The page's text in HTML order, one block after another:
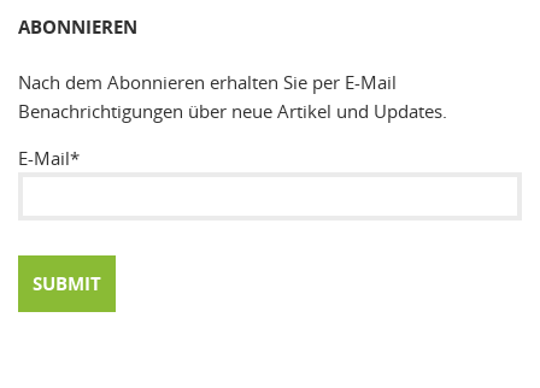
ABONNIEREN
Nach dem Abonnieren erhalten Sie per E-Mail
Benachrichtigungen über neue Artikel und Updates.
E-Mail*